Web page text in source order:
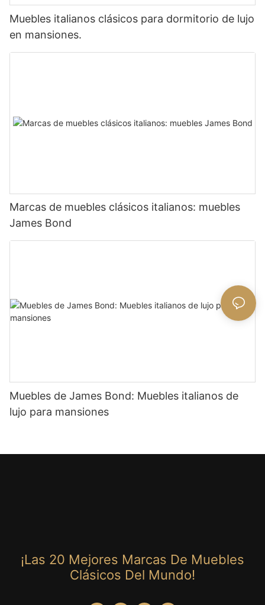
Muebles italianos clásicos para dormitorio de lujo
en mansiones.
Marcas de muebles clásicos italianos: muebles
James Bond
Muebles de James Bond: Muebles italianos de
lujo para mansiones
¡Las 20 Mejores Marcas De Muebles
Clásicos Del Mundo!